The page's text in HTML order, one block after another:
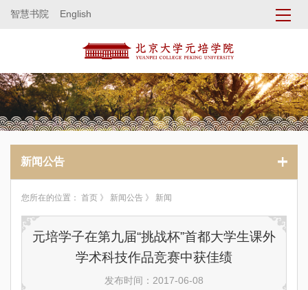
智慧书院 English
新闻公告
您所在的位置： 首页 》 新闻公告 》 新闻
元培学子在第九届“挑战杯”首都大学生课外
学术科技作品竞赛中获佳绩
发布时间：2017-06-08